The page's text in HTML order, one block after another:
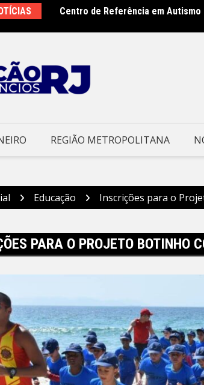
2026
Centro de Referência em
REGIÃO METROPOLITANA
Educação Inscrições para o
PARA O PROJETO BOTINHO